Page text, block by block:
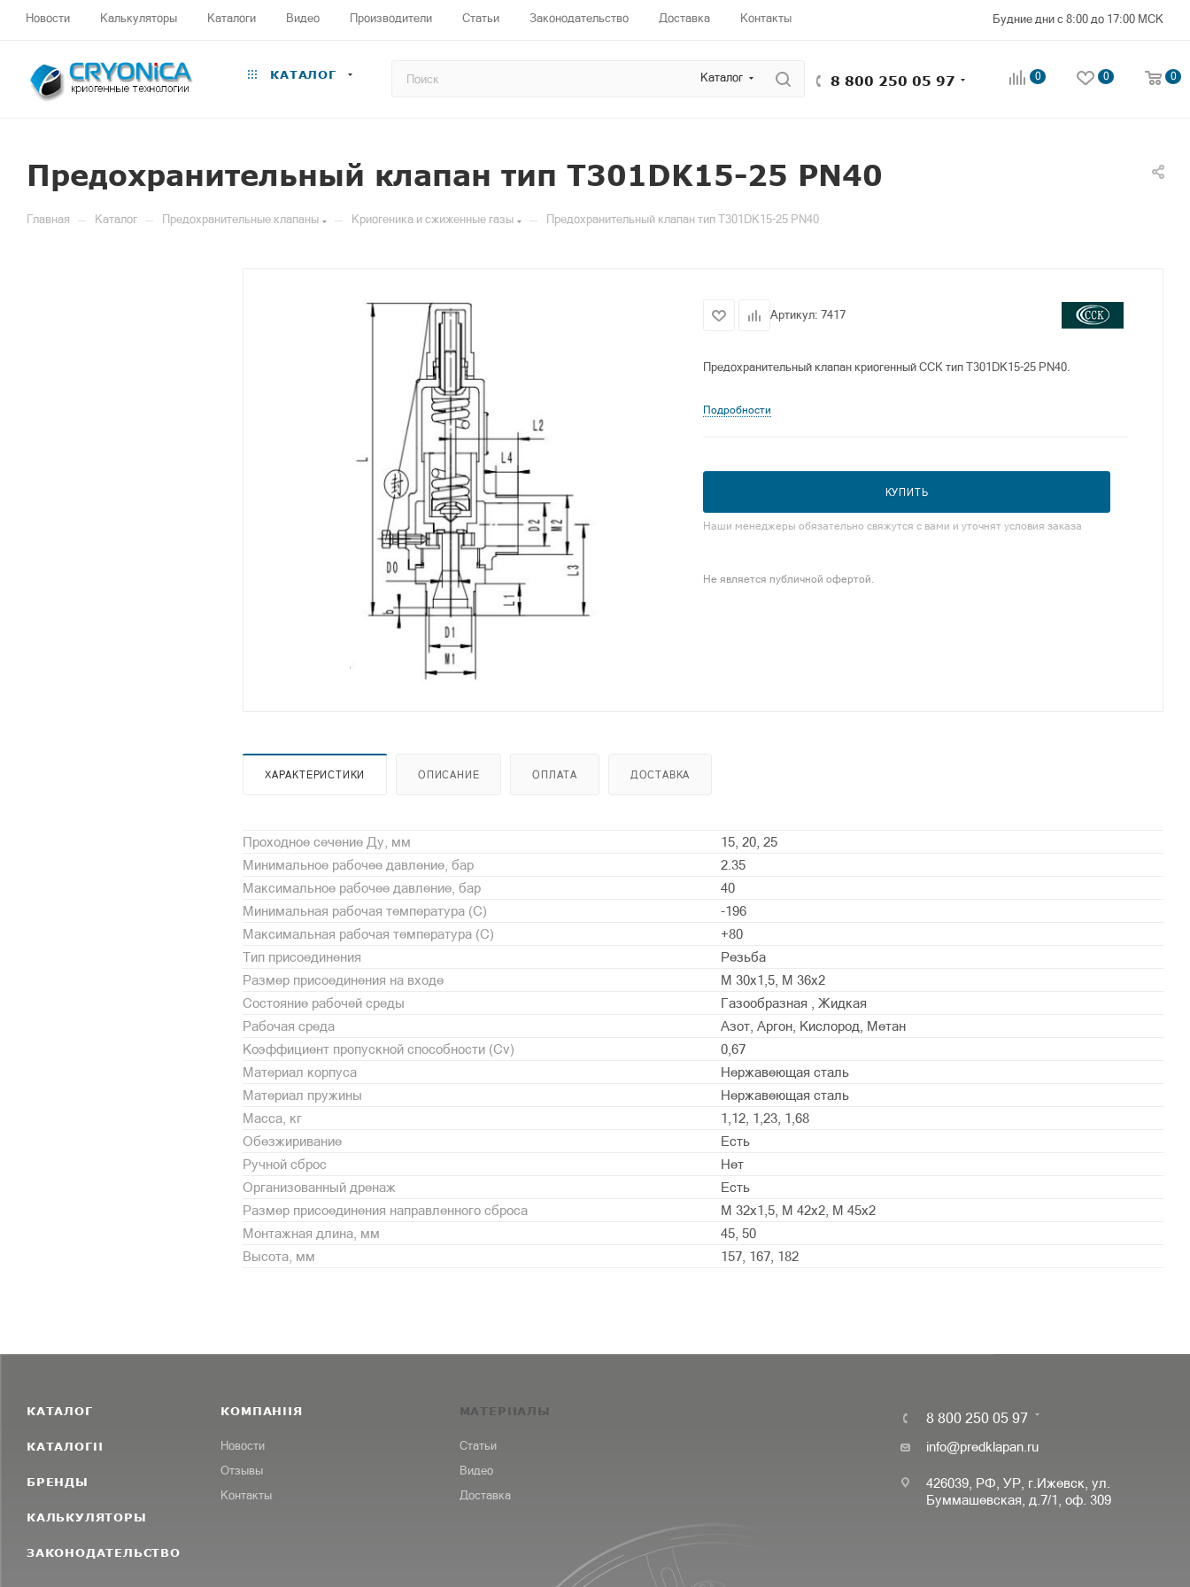
Новости Калькуляторы Каталоги Видео Производители Статьи Законодательство Доставка Контакты Будние дни с 8:00 до 17:00 МСК
КАТАЛОГ Каталог 8 800 250 05 97 0 0 0
Предохранительный клапан тип T301DK15-25 PN40
Главная — Каталог — Предохранительные клапаны — Криогеника и сжиженные газы — Предохранительный клапан тип T301DK15-25 PN40
Артикул: 7417
Предохранительный клапан криогенный CCK тип T301DK15-25 PN40.
Подробности
КУПИТЬ
Наши менеджеры обязательно свяжутся с вами и уточнят условия заказа
Не является публичной офертой.
ХАРАКТЕРИСТИКИ ОПИСАНИЕ ОПЛАТА ДОСТАВКА
Проходное сечение Ду, мм
15, 20, 25
Минимальное рабочее давление, бар
2.35
Максимальное рабочее давление, бар
40
Минимальная рабочая температура (С)
-196
Максимальная рабочая температура (С)
+80
Тип присоединения
Резьба
Размер присоединения на входе
М 30х1,5, М 36x2
Состояние рабочей среды
Газообразная , Жидкая
Рабочая среда
Азот, Аргон, Кислород, Метан
Коэффициент пропускной способности (Cv)
0,67
Материал корпуса
Нержавеющая сталь
Материал пружины
Нержавеющая сталь
Масса, кг
1,12, 1,23, 1,68
Обезжиривание
Есть
Ручной сброс
Нет
Организованный дренаж
Есть
Размер присоединения направленного сброса
М 32х1,5, М 42x2, М 45x2
Монтажная длина, мм
45, 50
Высота, мм
157, 167, 182
КАТАЛОГ
КАТАЛОГИ
БРЕНДЫ
КАЛЬКУЛЯТОРЫ
ЗАКОНОДАТЕЛЬСТВО
КОМПАНИЯ
Новости
Отзывы
Контакты
МАТЕРИАЛЫ
Статьи
Видео
Доставка
8 800 250 05 97
info@predklapan.ru
426039, РФ, УР, г.Ижевск, ул.
Буммашевская, д.7/1, оф. 309